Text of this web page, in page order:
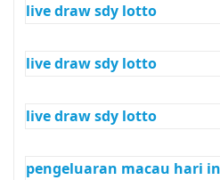
live draw sdy lotto
live draw sdy lotto
live draw sdy lotto
pengeluaran macau hari